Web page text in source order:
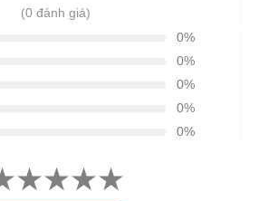
(0 đánh giá)
0%
0%
0%
0%
0%